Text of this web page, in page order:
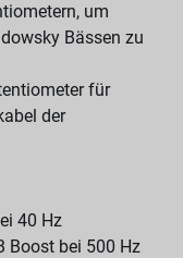
um
Bässen zu
für
der
40 Hz
Boost bei 500 Hz